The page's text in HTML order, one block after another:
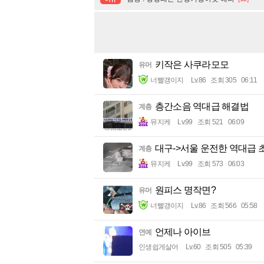
유머 키작은 사쿠라모모
너빨갱이지 Lv.86 조회 305 06:11
계층 층간소음 역대급 해결법
뮤지케 Lv.99 조회 521 06:09
계층 대구->서울 운전한 역대급
뮤지케 Lv.99 조회 573 06:03
유머 원피스 명작면?
너빨갱이지 Lv.86 조회 566 05:58
연예 언제나 아이브
인생쉽게살어 Lv.60 조회 505 05:39